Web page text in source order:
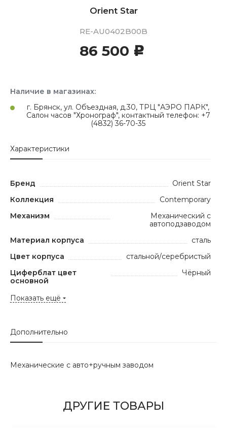
Orient Star
RE-AU0402B00B
86 500 c
Наличие в магазинах:
г. Брянск, ул. Объездная, д.30, ТРЦ "АЭРО ПАРК",
Салон часов "Хронограф", контактный телефон: +7
(4832) 36-70-35
Характеристики
Бренд
Orient Star
Коллекция
Contemporary
Механизм
Механический с
автоподзаводом
Материал корпуса
сталь
Цвет корпуса
стальной/серебристый
Циферблат цвет
основной
Чёрный
Показать ещё
Дополнительно
Механические с авто+ручным заводом
ДРУГИЕ ТОВАРЫ